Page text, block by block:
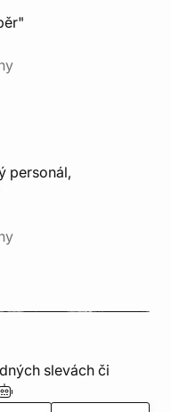
personál,
slevách či